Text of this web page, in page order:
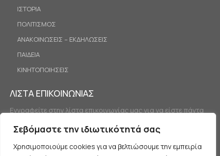
Σεβόμαστε την ιδιωτικότητά σας
Χρησιμοποιούμε cookies για να βελτιώσουμε την εμπειρία
ΙΣΤΟΡΙΑ
ΠΟΛΙΤΙΣΜΟΣ
ΑΝΑΚΟΙΝΩΣΕΙΣ – ΕΚΔΗΛΩΣΕΙΣ
ΠΑΙΔΕΙΑ
ΚΙΝΗΤΟΠΟΙΗΣΕΙΣ
ΛΙΣΤΑ ΕΠΙΚΟΙΝΩΝΙΑΣ
Εγγραφείτε στην λίστα επικοινωνίας μας για να είστε πάντα